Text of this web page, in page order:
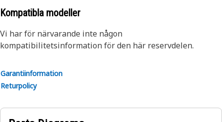
Kompatibla modeller
Vi har för närvarande inte någon
kompatibilitetsinformation för den här reservdelen.
Garantiinformation
Returpolicy